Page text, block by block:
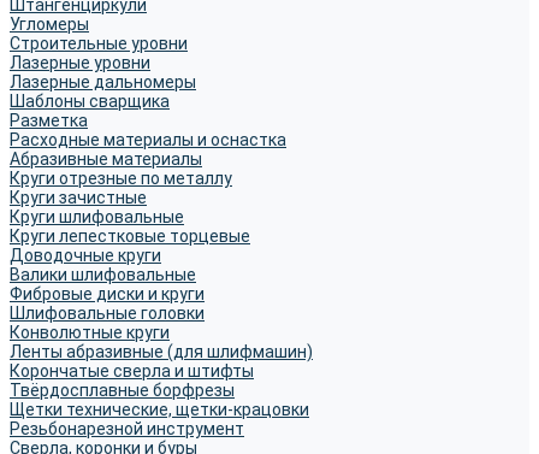
Штангенциркули
Угломеры
Строительные уровни
Лазерные уровни
Лазерные дальномеры
Шаблоны сварщика
Разметка
Расходные материалы и оснастка
Абразивные материалы
Круги отрезные по металлу
Круги зачистные
Круги шлифовальные
Круги лепестковые торцевые
Доводочные круги
Валики шлифовальные
Фибровые диски и круги
Шлифовальные головки
Конволютные круги
Ленты абразивные (для шлифмашин)
Корончатые сверла и штифты
Твёрдосплавные борфрезы
Щетки технические, щетки-крацовки
Резьбонарезной инструмент
Сверла, коронки и буры